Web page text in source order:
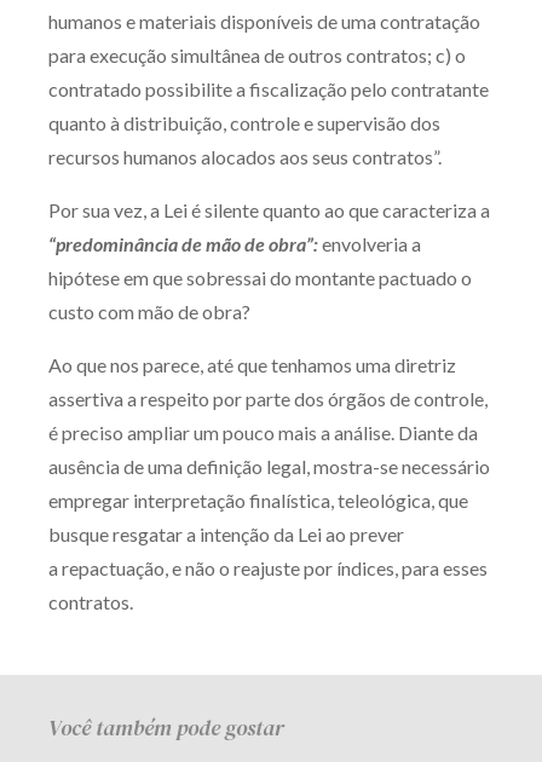
humanos e materiais disponíveis de uma contratação
para execução simultânea de outros contratos; c) o
contratado possibilite a fiscalização pelo contratante
quanto à distribuição, controle e supervisão dos
recursos humanos alocados aos seus contratos”.
Por sua vez, a Lei é silente quanto ao que caracteriza a
“predominância de mão de obra”:envolveria a
hipótese em que sobressai do montante pactuado o
custo com mão de obra?
Ao que nos parece, até que tenhamos uma diretriz
assertiva a respeito por parte dos órgãos de controle,
é preciso ampliar um pouco mais a análise. Diante da
ausência de uma definição legal, mostra-se necessário
empregar interpretação finalística, teleológica, que
busque resgatar a intenção da Lei ao prever
a repactuação, e não o reajuste por índices, para esses
contratos.
Você também pode gostar